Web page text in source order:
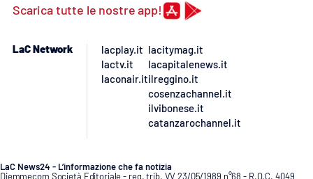
Reggio Calabria
Scarica tutte le nostre app!
LaC Network
lacplay.it
lactv.it
laconair.it
lacitymag.it
lacapitalenews.it
ilreggino.it
cosenzachannel.it
ilvibonese.it
catanzarochannel.it
LaC News24 - L’informazione che fa notizia
Diemmecom Società Editoriale - reg. trib. VV 23/05/1989 n°68 - R.O.C. 4049